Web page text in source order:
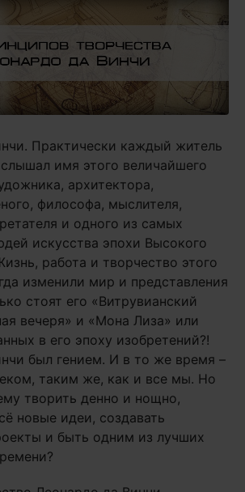
Практически каждый житель
имя этого величайшего
архитектора,
философа, мыслителя,
и одного из самых
искусства эпохи Высокого
работа и творчество этого
изменили мир и представления
стоят его «Витрувианский
вечеря» и «Мона Лиза» или
в его эпоху изобретений?!
был гением. И в то же время –
таким же, как и все мы. Но
творить денно и нощно,
новые идеи, создавать
и быть одним из лучших